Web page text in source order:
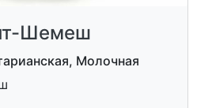
Шемеш
Молочная